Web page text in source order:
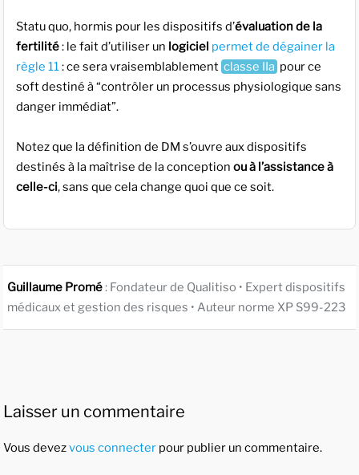
Statu quo, hormis pour les dispositifs d’évaluation de la
fertilité: le fait d’utiliser un logiciel permet de dégainer la
règle 11: ce sera vraisemblablement classe IIa pour ce
soft destiné à “contrôler un processus physiologique sans
danger immédiat”.
Notez que la définition de DM s’ouvre aux dispositifs
destinés à la maîtrise de la conception ou à l’assistance à
celle-ci, sans que cela change quoi que ce soit.
Guillaume Promé: Fondateur de Qualitiso • Expert dispositifs
médicaux et gestion des risques • Auteur norme XP S99-223
Laisser un commentaire
Vous devezvous connecter pour publier un commentaire.